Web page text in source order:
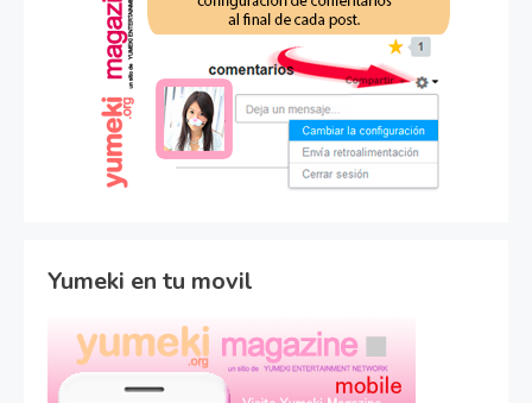
Yumeki en tu movil